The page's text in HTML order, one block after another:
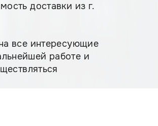
доставки из г.
все интересующие
работе и